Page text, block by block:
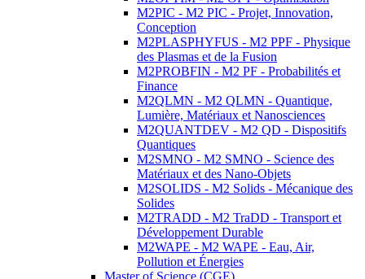
M2PIC - M2 PIC - Projet, Innovation,
Conception
M2PLASPHYFUS - M2 PPF - Physique
des Plasmas et de la Fusion
M2PROBFIN - M2 PF - Probabilités et
Finance
M2QLMN - M2 QLMN - Quantique,
Lumière, Matériaux et Nanosciences
M2QUANTDEV - M2 QD - Dispositifs
Quantiques
M2SMNO - M2 SMNO - Science des
Matériaux et des Nano-Objets
M2SOLIDS - M2 Solids - Mécanique des
Solides
M2TRADD - M2 TraDD - Transport et
Développement Durable
M2WAPE - M2 WAPE - Eau, Air,
Pollution et Énergies
Master of Science (CGE)